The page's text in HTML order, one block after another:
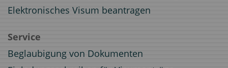
Elektronisches Visum beantragen
Service
Beglaubigung von Dokumenten